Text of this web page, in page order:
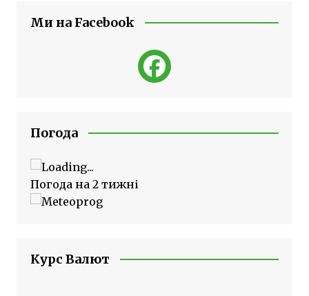
Ми на Facebook
Погода
Погода на 2 тижні
Курс Валют